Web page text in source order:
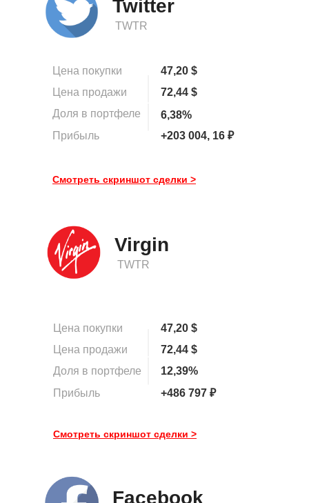
TWTR
Twitter
47,20 $
Цена покупки
72,44 $
Цена продажи
Доля в портфеле
Прибыль
6,38%
+203 004, 16 ₽
Смотреть скриншот сделки >
Facebook
TWTR
Virgin
Цена покупки
Цена продажи
47,20 $
72,44 $
Доля в портфеле
Прибыль
12,39%
+486 797 ₽
Смотреть скриншот сделки >